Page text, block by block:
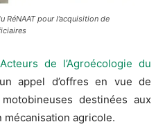
RéNAAT pour l’acquisition de
de l’Agroécologie du
appel d’offres en vue de
destinées aux
agricole.